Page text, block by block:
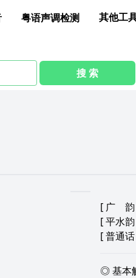
粤语声调检测 其他工
搜 索
[ 广 韵
[平水韵
[普通话
◎ 基本